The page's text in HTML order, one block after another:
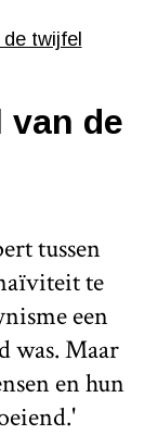
van de
tussen
te
een
was. Maar
en hun